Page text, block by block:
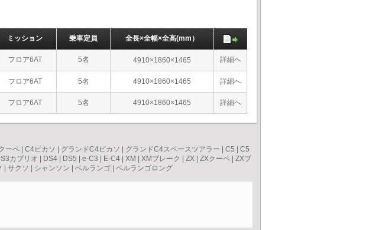
ミッション 乗車定員 全長×全幅×全高(mm）
フロア6AT 5名 4910×1860×1465 詳細へ
フロア6AT 5名 4910×1860×1465 詳細へ
フロア6AT 5名 4910×1860×1465 詳細へ
ーペ C4ピカソ グランドC4ピカソ グランドC4スペースツアラー C5
C5
カブリオ DS4 DS5 e-C3 E-C4 XM XMブレーク ZX ZXクーペ
ZXブ
サクソ シャンソン ベルランゴ ベルランゴロング